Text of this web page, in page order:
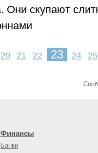
Они скупают
20 21 22 23 24 25
Финансы
Банки